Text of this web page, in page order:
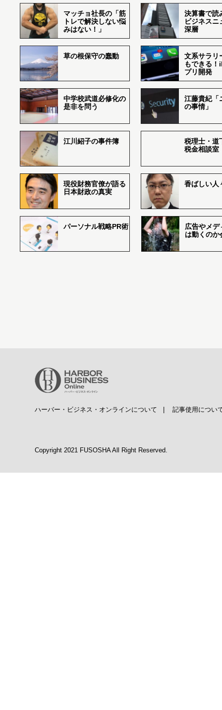
マッチョ社長の「筋
トレで解決しない悩
みはない！」
決算書で読
ビジネスニ
深層
草の根保守の蠢動
文系サラリ
もできる
プリ開発
中学校武道必修化の
是非を問う
江藤貴紀「
の事情」
江川紹子の事件簿
税理士・道
税金相談室
現役財務官僚が語る
日本財政の真実
香ばしい
パーソナル戦略PR術
広告やメデ
は動くのか
ハーバー・ビジネス・オンラインについて 記事使用につい
Copyright 2021 FUSOSHA All Right Reserved.